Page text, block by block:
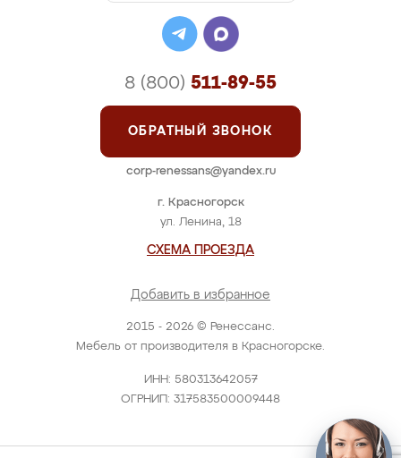
2015 - 2026 © Ренессанс.
Мебель от производителя в Красногорске.
ИНН: 580313642057
ОГРНИП: 317583500009448
г. Красногорск
ул. Ленина, 18
СХЕМА ПРОЕЗДА
Добавить в избранное
8 (800) 511-89-55
ОБРАТНЫЙ ЗВОНОК
corp-renessans@yandex.ru